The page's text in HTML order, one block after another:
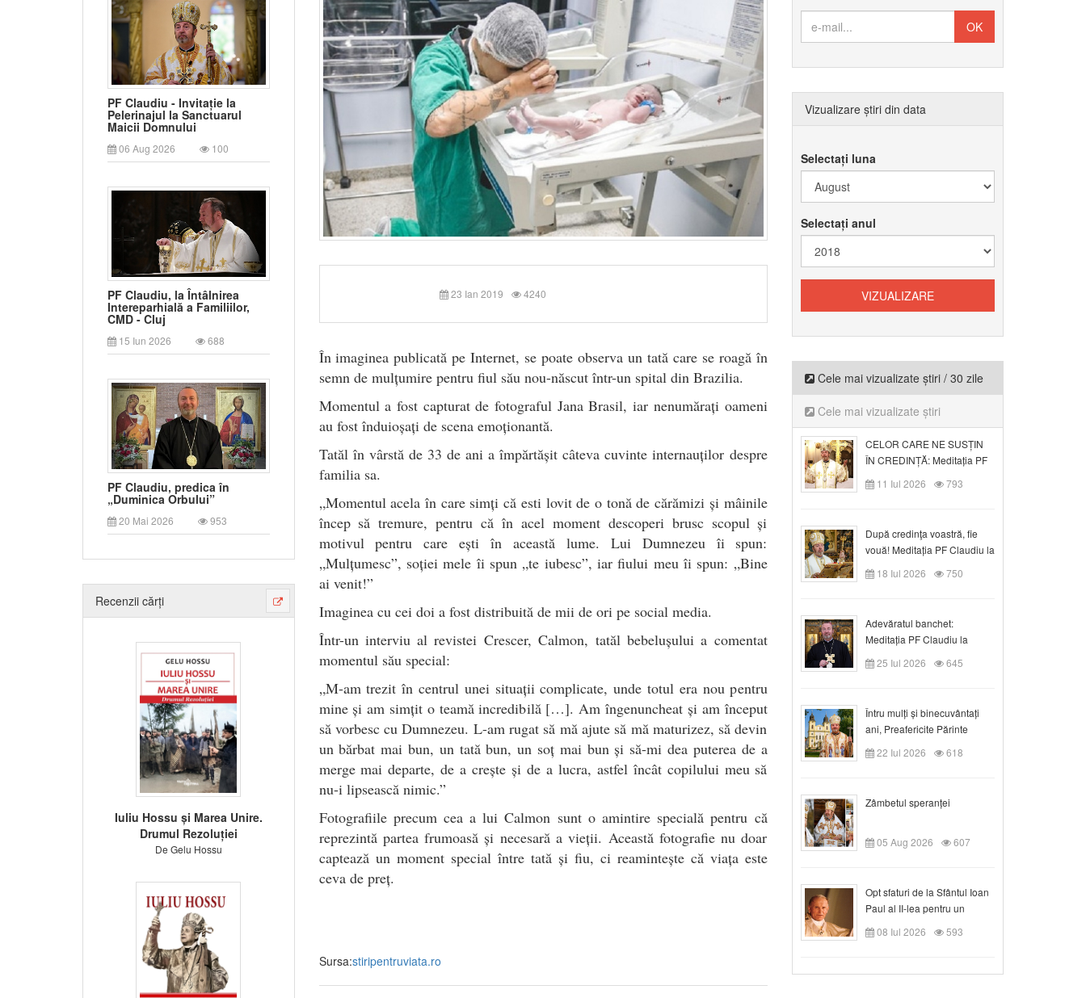
PF Claudiu - Invitație la
Pelerinajul la Sanctuarul
Maicii Domnului
06 Aug 2026 100
PF Claudiu, la Întâlnirea
Intereparhială a Familiilor,
CMD - Cluj
15 Iun 2026 688
PF Claudiu, predica în
„Duminica Orbului”
20 Mai 2026 953
Recenzii cărți
Iuliu Hossu și Marea Unire.
Drumul Rezoluției
De Gelu Hossu
23 Ian 2019 4240
În imaginea publicată pe Internet, se poate observa un tată care se roagă în
semn de mulțumire pentru fiul său nou-născut într-un spital din Brazilia.
Momentul a fost capturat de fotograful Jana Brasil, iar nenumărați oameni
au fost înduioșați de scena emoționantă.
Tatăl în vârstă de 33 de ani a împărtășit câteva cuvinte internauților despre
familia sa.
„Momentul acela în care simți că esti lovit de o tonă de cărămizi și mâinile
încep să tremure, pentru că în acel moment descoperi brusc scopul și
motivul pentru care ești în această lume. Lui Dumnezeu îi spun:
„Mulțumesc”, soției mele îi spun „te iubesc”, iar fiului meu îi spun: „Bine
ai venit!”
Imaginea cu cei doi a fost distribuită de mii de ori pe social media.
Într-un interviu al revistei Crescer, Calmon, tatăl bebelușului a comentat
momentul său special:
„M-am trezit în centrul unei situații complicate, unde totul era nou pentru
mine și am simțit o teamă incredibilă […]. Am îngenuncheat și am început
să vorbesc cu Dumnezeu. L-am rugat să mă ajute să mă maturizez, să devin
un bărbat mai bun, un tată bun, un soț mai bun și să-mi dea puterea de a
merge mai departe, de a crește și de a lucra, astfel încât copilului meu să
nu-i lipsească nimic.”
Fotografiile precum cea a lui Calmon sunt o amintire specială pentru că
reprezintă partea frumoasă și necesară a vieții. Această fotografie nu doar
captează un moment special între tată și fiu, ci reamintește că viața este
ceva de preț.
Sursa:stiripentruviata.ro
Vizualizare știri din data
Selectați luna
Selectați anul
Cele mai vizualizate știri / 30 zile
Cele mai vizualizate știri
CELOR CARE NE SUSȚIN
ÎN CREDINȚĂ: Meditația PF
Claudiu la Duminica a VI-a
după Rusalii
11 Iul 2026 793
După credinţa voastră, fie
vouă! Meditația PF Claudiu la
duminica a VII-a după Rusalii
18 Iul 2026 750
Adevăratul banchet:
Meditația PF Claudiu la
Duminica a VIII-a după
Rusalii
25 Iul 2026 645
Întru mulți și binecuvântați
ani, Preafericite Părinte
Claudiu!
22 Iul 2026 618
Zâmbetul speranței
05 Aug 2026 607
Opt sfaturi de la Sfântul Ioan
Paul al II-lea pentru un
creștin
08 Iul 2026 593